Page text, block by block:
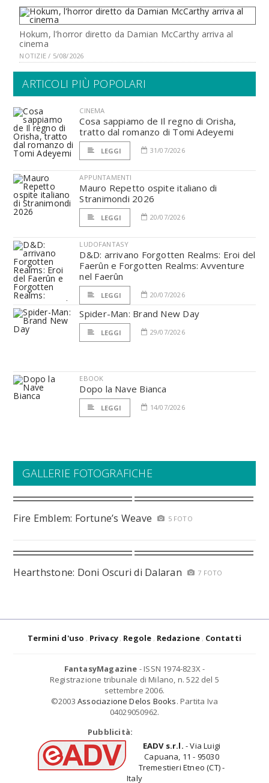
Hokum, l'horror diretto da Damian McCarthy arriva al
cinema
NOTIZIE / 5/08/2026
ARTICOLI PIÙ POPOLARI
CINEMA
Cosa sappiamo de Il regno di Orisha,
tratto dal romanzo di Tomi Adeyemi
LEGGI 31/07/2026
APPUNTAMENTI
Mauro Repetto ospite italiano di
Stranimondi 2026
LEGGI 20/07/2026
LUDOFANTASY
D&D: arrivano Forgotten Realms: Eroi del
Faerûn e Forgotten Realms: Avventure
nel Faerûn
LEGGI 20/07/2026
Spider-Man: Brand New Day
LEGGI 29/07/2026
EBOOK
Dopo la Nave Bianca
LEGGI 14/07/2026
GALLERIE FOTOGRAFICHE
Fire Emblem: Fortune’s Weave 5 FOTO
Hearthstone: Doni Oscuri di Dalaran 7 FOTO
Termini d'uso Privacy Regole Redazione Contatti
FantasyMagazine - ISSN 1974-823X -
Registrazione tribunale di Milano, n. 522 del 5
settembre 2006.
©2003 Associazione Delos Books. Partita Iva
04029050962.
Pubblicità:
EADV s.r.l. - Via Luigi
Capuana, 11 - 95030
Tremestieri Etneo (CT) -
Italy